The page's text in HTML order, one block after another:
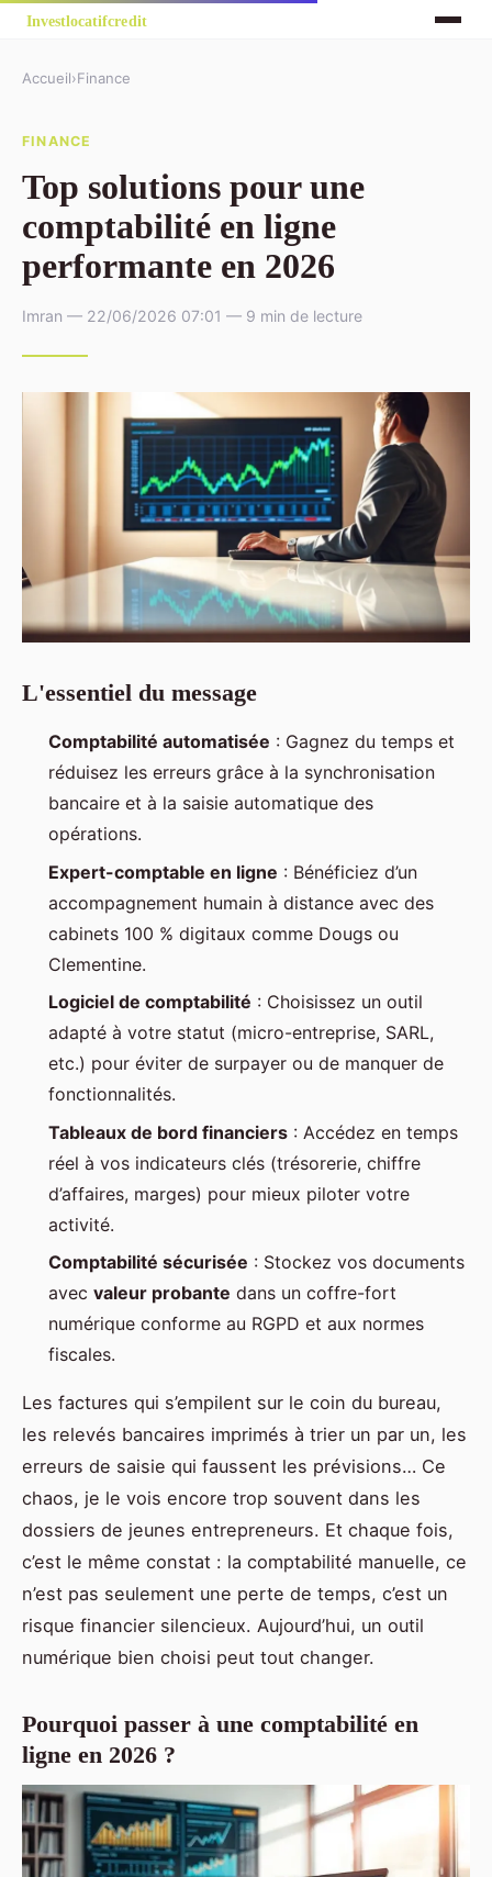
Accueil›Finance
FINANCE
Top solutions pour une
comptabilité en ligne
performante en 2026
Imran — 22/06/2026 07:01 — 9 min de lecture
L'essentiel du message
Comptabilité automatisée : Gagnez du temps et
réduisez les erreurs grâce à la synchronisation
bancaire et à la saisie automatique des
opérations.
Expert-comptable en ligne : Bénéficiez d’un
accompagnement humain à distance avec des
cabinets 100 % digitaux comme Dougs ou
Clementine.
Logiciel de comptabilité : Choisissez un outil
adapté à votre statut (micro-entreprise, SARL,
etc.) pour éviter de surpayer ou de manquer de
fonctionnalités.
Tableaux de bord financiers : Accédez en temps
réel à vos indicateurs clés (trésorerie, chiffre
d’affaires, marges) pour mieux piloter votre
activité.
Comptabilité sécurisée : Stockez vos documents
avec valeur probante dans un coffre-fort
numérique conforme au RGPD et aux normes
fiscales.
Les factures qui s’empilent sur le coin du bureau,
les relevés bancaires imprimés à trier un par un, les
erreurs de saisie qui faussent les prévisions… Ce
chaos, je le vois encore trop souvent dans les
dossiers de jeunes entrepreneurs. Et chaque fois,
c’est le même constat : la comptabilité manuelle, ce
n’est pas seulement une perte de temps, c’est un
risque financier silencieux. Aujourd’hui, un outil
numérique bien choisi peut tout changer.
Pourquoi passer à une comptabilité en
ligne en 2026 ?